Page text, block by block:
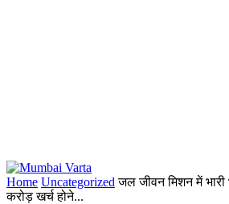
Home Uncategorized जल जीवन मिशन में भारी
करोड़ खर्च होने...